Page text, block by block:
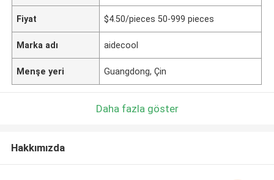
Fiyat $4.50/pieces 50-999 pieces
Marka adı aidecool
Menşe yeri Guangdong, Çin
Daha fazla göster
Hakkımızda